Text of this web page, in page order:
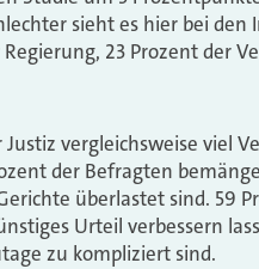
sieht es hier bei den
23 Prozent der
vergleichsweise viel
der Befragten
überlastet sind. 59
Urteil verbessern
zu kompliziert sind.